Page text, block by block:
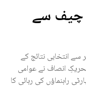
چیف سے
انتخابی نتائج کے
انصاف نے عوامی
راہنماؤں کی رہائی کا